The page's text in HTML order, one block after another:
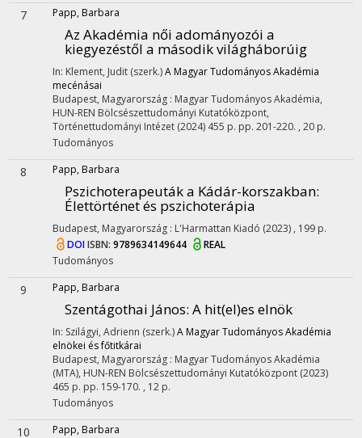
7 Papp, Barbara
Az Akadémia női adományozói a
kiegyezéstől a második világháborúig
In: Klement, Judit (szerk.)A Magyar Tudományos Akadémia
mecénásai
Budapest, Magyarország : Magyar Tudományos Akadémia,
HUN-REN Bölcsészettudományi Kutatóközpont,
Történettudományi Intézet (2024) 455 p. pp. 201-220. , 20 p.
Tudományos
8 Papp, Barbara
Pszichoterapeuták a Kádár-korszakban:
Élettörténet és pszichoterápia
Budapest, Magyarország : L'Harmattan Kiadó (2023) , 199 p.
DOIISBN: 9789634149644
REAL
Tudományos
9 Papp, Barbara
Szentágothai János: A hit(el)es elnök
In: Szilágyi, Adrienn (szerk.)A Magyar Tudományos Akadémia
elnökei és főtitkárai
Budapest, Magyarország : Magyar Tudományos Akadémia
(MTA), HUN-REN Bölcsészettudományi Kutatóközpont (2023)
465 p. pp. 159-170. , 12 p.
Tudományos
10 Papp, Barbara